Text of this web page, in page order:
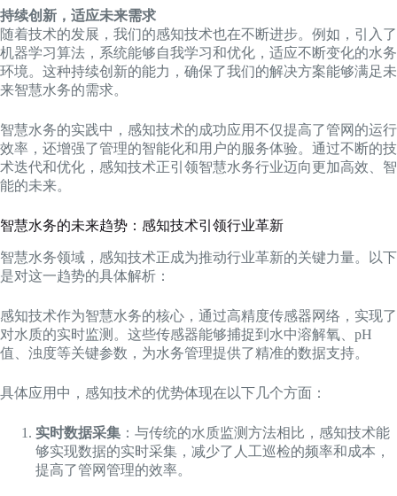
持续创新，适应未来需求
随着技术的发展，我们的感知技术也在不断进步。例如，引入了
机器学习算法，系统能够自我学习和优化，适应不断变化的水务
环境。这种持续创新的能力，确保了我们的解决方案能够满足未
来智慧水务的需求。
智慧水务的实践中，感知技术的成功应用不仅提高了管网的运行
效率，还增强了管理的智能化和用户的服务体验。通过不断的技
术迭代和优化，感知技术正引领智慧水务行业迈向更加高效、智
能的未来。
智慧水务的未来趋势：感知技术引领行业革新
智慧水务领域，感知技术正成为推动行业革新的关键力量。以下
是对这一趋势的具体解析：
感知技术作为智慧水务的核心，通过高精度传感器网络，实现了
对水质的实时监测。这些传感器能够捕捉到水中溶解氧、pH
值、浊度等关键参数，为水务管理提供了精准的数据支持。
具体应用中，感知技术的优势体现在以下几个方面：
实时数据采集 ：与传统的水质监测方法相比，感知技术能
够实现数据的实时采集，减少了人工巡检的频率和成本，
提高了管网管理的效率。